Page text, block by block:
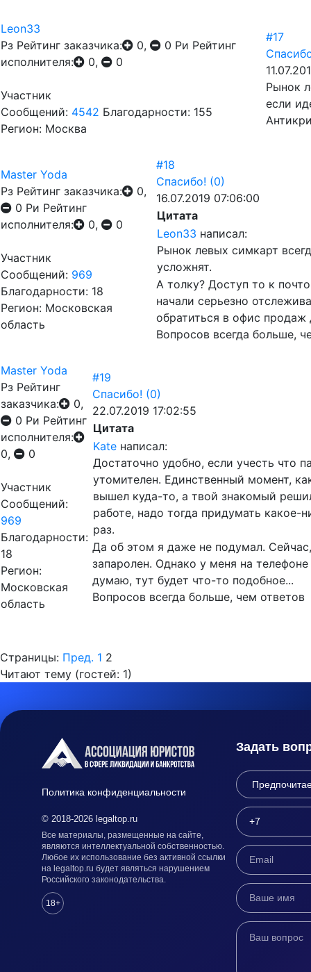
Leon33
Рз Рейтинг заказчика: 0, 0 Ри Рейтинг
исполнителя:
0, 0
Участник
Сообщений: 4542 Благодарности: 155
Регион: Москва
#17
Рынок
если
Master Yoda
Рз Рейтинг заказчика:
0,
0 Ри Рейтинг
исполнителя:
0, 0
Участник
Сообщений: 969
Благодарности: 18
Регион: Московская
область
#18
Спасибо! (0)
16.07.2019 07:06:00
Цитата
Leon33 написал:
Рынок левых симкарт
усложнят.
А толку? Доступ то к
начали серьезно
обратиться в офис продаж
Вопросов всегда больше,
Master Yoda
Рз Рейтинг
заказчика:
0,
0 Ри Рейтинг
исполнителя:
0,
0
Участник
Сообщений:
969
Благодарности:
18
Регион:
Московская
область
#19
Спасибо! (0)
22.07.2019 17:02:55
Цитата
Kate написал:
Достаточно удобно, если учесть что
утомителен. Единственный момент,
вышел куда-то, а твой знакомый
работе, надо тогда придумать
раз.
Да об этом я даже не подумал.
запаролен. Однако у меня на
думаю, тут будет что-то подобное...
Вопросов всегда больше, чем ответов
Страницы: Пред. 1 2
Читают тему (гостей: 1)
Политика конфиденциальности
© 2018-2026 legaltop.ru
Все материалы, размещенные на сайте,
являются интеллектуальной собственностью.
Любое их использование без активной ссылки
на legaltop.ru будет являться нарушением
Российского законодательства.
18+
Задать